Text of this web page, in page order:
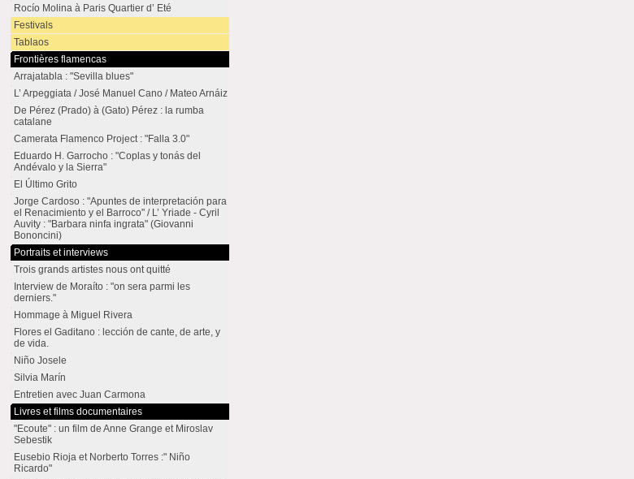
Rocío Molina à Paris Quartier d’ Eté
Festivals
Tablaos
Frontières flamencas
Arrajatabla : "Sevilla blues"
L’ Arpeggiata / José Manuel Cano / Mateo Arnáiz
De Pérez (Prado) à (Gato) Pérez : la rumba
catalane
Camerata Flamenco Project : "Falla 3.0"
Eduardo H. Garrocho : "Coplas y tonás del
Andévalo y la Sierra"
El Último Grito
Jorge Cardoso : "Apuntes de interpretación para
el Renacimiento y el Barroco" / L’ Yriade - Cyril
Auvity : "Barbara ninfa ingrata" (Giovanni
Bononcini)
Portraits et interviews
Trois grands artistes nous ont quitté
Interview de Moraíto : "on sera parmi les
derniers."
Hommage à Miguel Rivera
Flores el Gaditano : lección de cante, de arte, y
de vida.
Niño Josele
Silvia Marín
Entretien avec Juan Carmona
Livres et films documentaires
"Ecoute" : un film de Anne Grange et Miroslav
Sebestik
Eusebio Rioja et Norberto Torres :" Niño
Ricardo"